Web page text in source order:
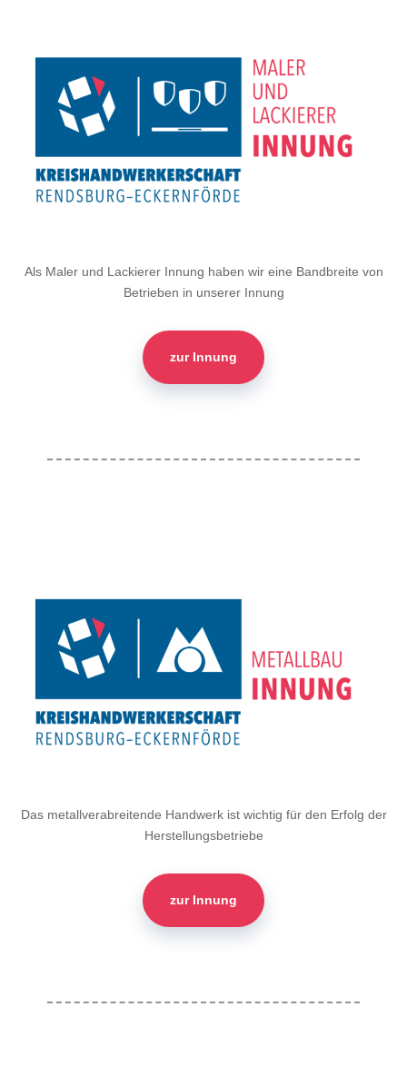
Als Maler und Lackierer Innung haben wir eine Bandbreite von
Betrieben in unserer Innung
zur Innung
Das metallverabreitende Handwerk ist wichtig für den Erfolg der
Herstellungsbetriebe
zur Innung